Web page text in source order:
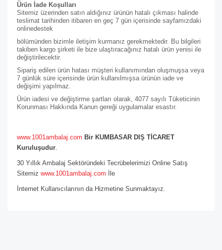
Ürün İade Koşulları
Sitemiz üzerinden satın aldığınız ürünün hatalı çıkması halinde
teslimat tarihinden itibaren en geç 7 gün içerisinde sayfamızdaki
onlinedestek
bölümünden bizimle iletişim kurmanız gerekmektedir. Bu bilgileri
takiben kargo şirketi ile bize ulaştıracağınız hatalı ürün yenisi ile
değiştirilecektir.
Sipariş edilen ürün hatası müşteri kullanımından oluşmuşsa veya
7 günlük süre içerisinde ürün kullanılmışsa ürünün iade ve
değişimi yapılmaz.
Ürün iadesi ve değiştirme şartları olarak, 4077 sayılı Tüketicinin
Korunması Hakkında Kanun gereği uygulamalar esastır.
www.1001ambalaj.com Bir KUMBASAR DIŞ TİCARET
Kuruluşudur
30 Yıllık Ambalaj Sektöründeki Tecrübelerimizi Online Satış
Sitemiz www.1001ambalaj.com İle
İnternet Kullanıcılarının da Hizmetine Sunmaktayız.